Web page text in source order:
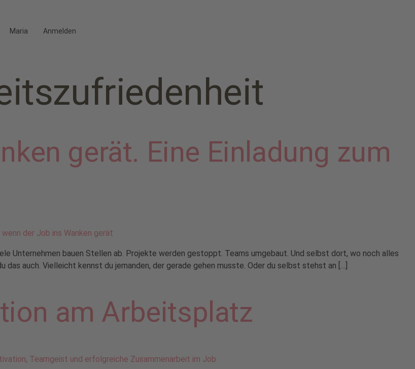
Maria Anmelden
gerät. Eine Einladung zum
Unternehmen bauen Stellen ab. Projekte werden gestoppt. Teams umgebaut. Und selbst dort, wo noch alles
auch. Vielleicht kennst du jemanden, der gerade gehen musste. Oder du selbst stehst an […]
am Arbeitsplatz